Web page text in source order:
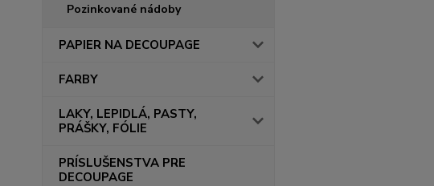
Pozinkované nádoby
PAPIER NA DECOUPAGE
FARBY
LAKY, LEPIDLÁ, PASTY,
PRÁŠKY, FÓLIE
PRÍSLUŠENSTVA PRE
DECOUPAGE